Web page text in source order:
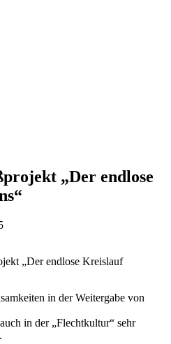
„Der endlose
in der Weitergabe von
in der „Flechtkultur“ sehr